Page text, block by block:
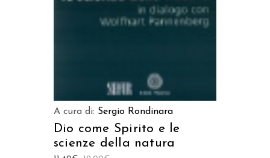
A cura di: Sergio Rondinara
Dio come Spirito e le
scienze della natura